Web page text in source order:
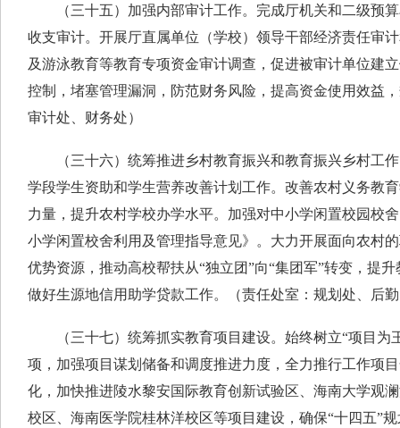
（三十五）加强内部审计工作。完成厅机关和二级预算
收支审计。开展厅直属单位（学校）领导干部经济责任审
及游泳教育等教育专项资金审计调查，促进被审计单位建
控制，堵塞管理漏洞，防范财务风险，提高资金使用效益
审计处、财务处）
（三十六）统筹推进乡村教育振兴和教育振兴乡村工作
学段学生资助和学生营养改善计划工作。改善农村义务教
力量，提升农村学校办学水平。加强对中小学闲置校园校
小学闲置校舍利用及管理指导意见》。大力开展面向农村
优势资源，推动高校帮扶从“独立团”向“集团军”转变，提
做好生源地信用助学贷款工作。（责任处室：规划处、后
（三十七）统筹抓实教育项目建设。始终树立“项目为
项，加强项目谋划储备和调度推进力度，全力推行工作项
化，加快推进陵水黎安国际教育创新试验区、海南大学观
校区、海南医学院桂林洋校区等项目建设，确保“十四五”